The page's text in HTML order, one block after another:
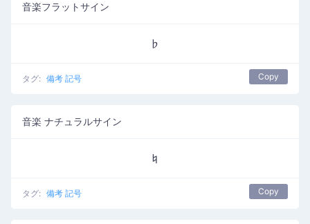
音楽フラットサイン
♭
タグ: 備考 記号 Copy
音楽 ナチュラルサイン
♮
タグ: 備考 記号 Copy